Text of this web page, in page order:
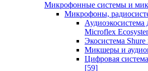
Микрофонные системы и
Микрофоны,
Microflex
Экосистема Shure
Микшеры и
Цифровая
[59]